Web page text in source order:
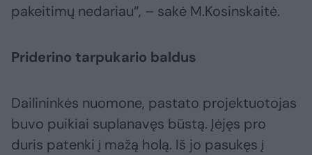
pakeitimų nedariau“, – sakė M.Kosinskaitė.
Priderino tarpukario baldus
Dailininkės nuomone, pastato projektuotojas
buvo puikiai suplanavęs būstą. Įėjęs pro
duris patenki į mažą holą. Iš jo pasukęs į